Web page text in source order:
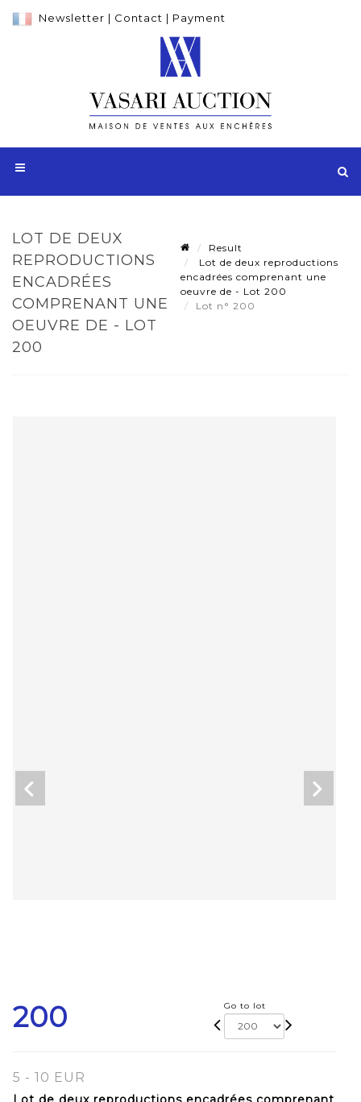
Newsletter | Contact | Payment
LOT DE DEUX
REPRODUCTIONS
ENCADRÉES
COMPRENANT UNE
OEUVRE DE - LOT
200
Result
Lot de deux reproductions
encadrées comprenant une
oeuvre de - Lot 200
Lot n° 200
200 Go to lot
5 - 10 EUR